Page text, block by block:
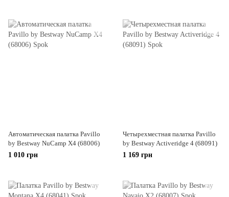
Автоматическая палатка Pavillo
by Bestway NuCamp X4 (68006)
1 010 грн
Четырехместная палатка Pavillo
by Bestway Activeridge 4 (68091)
1 169 грн